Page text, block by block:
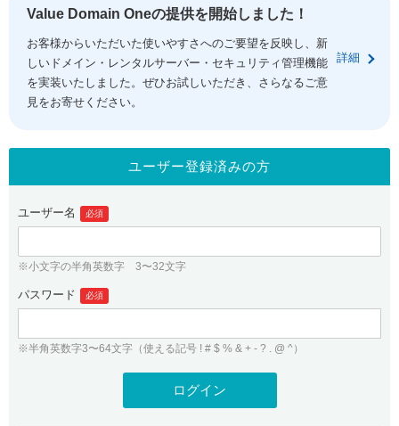
ドメイン移管
ドメイン価格一覧
ドメイン一括検索
.jpドメインオークション
gTLDオークション NEW!
.jpドメインバックオーダー
プレミアムドメイン
人気ドメインの種類
WHOIS検索
コアサーバー
バリューサーバー
XREA
セキュリティトップ
Value Domain ネットde診断
SSL証明書
サービストップ
お得意様割引
紹介制度
バリュードメインAPI
ドメイン・ホスティングOEM
facebook
ログイン
従来のバリュードメインをご利用希望の方
Value Domainにログイン
ユーザー登録
Value Domain Oneの提供を開始しました！
お客様からいただいた使いやすさへのご要望を反映し、新
しいドメイン・レンタルサーバー・セキュリティ管理機能
を実装いたしました。ぜひお試しいただき、さらなるご意
見をお寄せください。
詳細
ユーザー登録済みの方
ユーザー名 必須
※小文字の半角英数字 3〜32文字
パスワード 必須
※半角英数字3〜64文字（使える記号 ! # $ % & + - ? . @ ^）